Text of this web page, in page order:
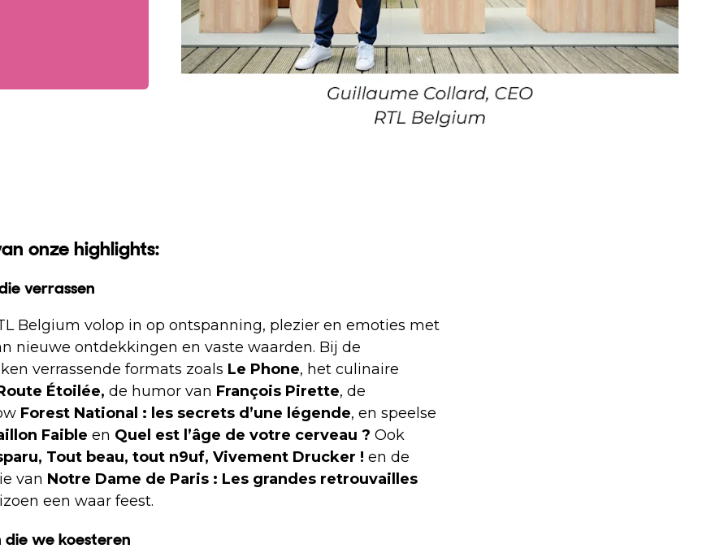
onze highlights:
verrassen
Belgium volop in op ontspanning, plezier en emoties met
nieuwe ontdekkingen en vaste waarden. Bij de
verrassende formats zoals Le Phone, het culinaire
Étoilée, de humor van François Pirette, de
Forest National : les secrets d’une légende, en speelse
Faible en Quel est l’âge de votre cerveau ? Ook
Tout beau, tout n9uf, Vivement Drucker ! en de
van Notre Dame de Paris : Les grandes retrouvailles
een waar feest.
we koesteren